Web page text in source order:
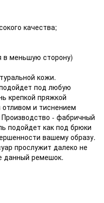
качества;
в меньшую сторону)
кожи.
под любую
крепкой пряжкой
и тиснением
- фабричный
подойдет как под брюки
вашему образу.
прослужит далеко не
данный ремешок.